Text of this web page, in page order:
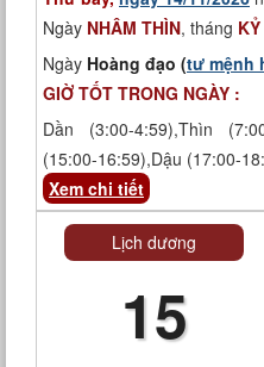
Ngày NHÂM THÌN, tháng
Ngày Hoàng đạo (tư mệnh
GIỜ TỐT TRONG NGÀY :
Dần (3:00-4:59),Thìn
(15:00-16:59),Dậu (17:00-
Xem chi tiết
Lịch dương
15